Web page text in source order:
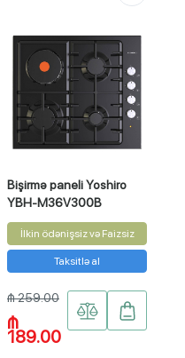
Bişirmə paneli Yoshiro
YBH-M36V300B
İlkin ödənişsiz və Faizsiz
Taksitlə al
₼ 259.00
₼
189.00